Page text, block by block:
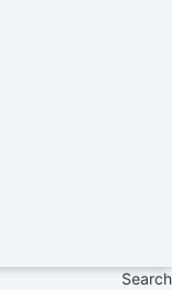
Search